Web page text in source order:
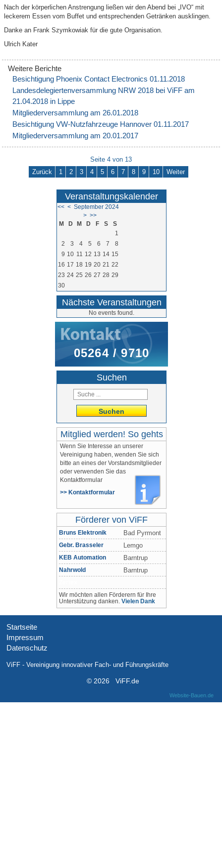
Nach der körperlichen Anstrengung ließen wir den Abend bei „IVO“ mit
leckerem Essen vom Buffet und entsprechenden Getränken ausklingen.
Danke an Frank Szymkowiak für die gute Organisation.
Ulrich Kater
Besichtigung Phoenix Contact Electronics 01.11.2018
Landesdelegiertenversammlung NRW 2018 bei ViFF am
21.04.2018 in Lippe
Mitgliederversammlung am 26.01.2018
Besichtigung VW-Nutzfahrzeuge Hannover 01.11.2017
Mitgliederversammlung am 20.01.2017
Seite 4 von 13
Zurück
1 2 3 4 5 6 7 8 9 10 Weiter
Veranstaltungskalender
<< < September 2024
> >>
M
D M D F S
S
1
2
3 4 5 6 7
8
9 10 11 12 13 14 15
16 17 18 19 20 21 22
23 24 25 26 27 28 29
30
Nächste Veranstaltungen
No events found.
05264 / 9710
Suchen
Suchen
Mitglied werden! So gehts
Wenn Sie Interesse an unserer
Vereinigung haben, wenden Sie sich
bitte an eines der Vorstandsmitglieder
oder verwenden Sie das
Kontaktformular
>> Kontaktformular
Förderer von ViFF
Bruns Elektronik Bad Pyrmont
Gebr. Brasseler Lemgo
KEB Automation Barntrup
Nahrwold Barntrup
Wir möchten allen Förderern für Ihre
Unterstützung danken. Vielen Dank
Startseite
Impressum
Datenschutz
ViFF - Vereinigung innovativer Fach- und Führungskräfte
© 2026 ViFF.de
Website-Bauen.de